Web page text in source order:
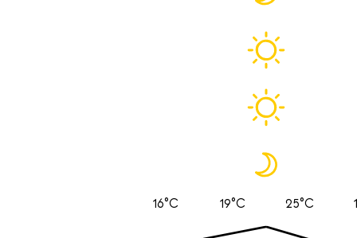
16°C 19°C 25°C